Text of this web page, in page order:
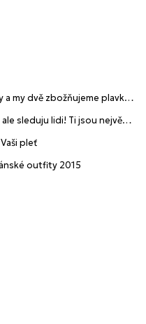
a my dvě zbožňujeme plavky“
sleduju lidi! Ti jsou největší
pleť
outfity 2015